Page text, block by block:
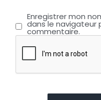
Enregistrer mon
dans le navigateur
commentaire.